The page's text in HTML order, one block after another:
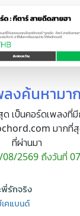
ลงค้นหามา
เป็นคอร์ดเพลงที่มี
มากที่
ที่ผ่านมา
2569 ถึงวันที่
พี่รักจริง
คแบนด์